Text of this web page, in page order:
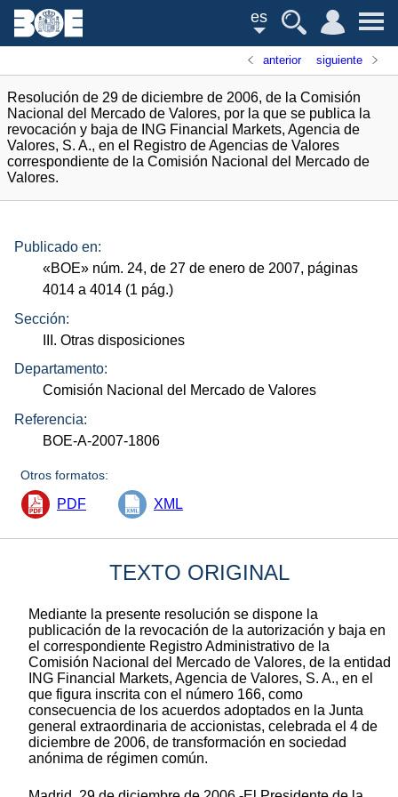
es
anterior siguiente
Resolución de 29 de diciembre de 2006, de la Comisión
Nacional del Mercado de Valores, por la que se publica la
revocación y baja de ING Financial Markets, Agencia de
Valores, S. A., en el Registro de Agencias de Valores
correspondiente de la Comisión Nacional del Mercado de
Valores.
Publicado en:
«BOE» núm. 24, de 27 de enero de 2007, páginas
4014 a 4014 (1 pág.)
Sección:
III. Otras disposiciones
Departamento:
Comisión Nacional del Mercado de Valores
Referencia:
BOE-A-2007-1806
Otros formatos:
PDF XML
TEXTO ORIGINAL
Mediante la presente resolución se dispone la
publicación de la revocación de la autorización y baja en
el correspondiente Registro Administrativo de la
Comisión Nacional del Mercado de Valores, de la entidad
ING Financial Markets, Agencia de Valores, S. A., en el
que figura inscrita con el número 166, como
consecuencia de los acuerdos adoptados en la Junta
general extraordinaria de accionistas, celebrada el 4 de
diciembre de 2006, de transformación en sociedad
anónima de régimen común.